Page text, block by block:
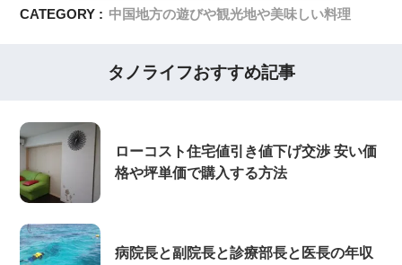
CATEGORY : 中国地方の遊びや観光地や美味しい料理
タノライフおすすめ記事
ローコスト住宅値引き値下げ交渉 安い価
格や坪単価で購入する方法
病院長と副院長と診療部長と医長の年収